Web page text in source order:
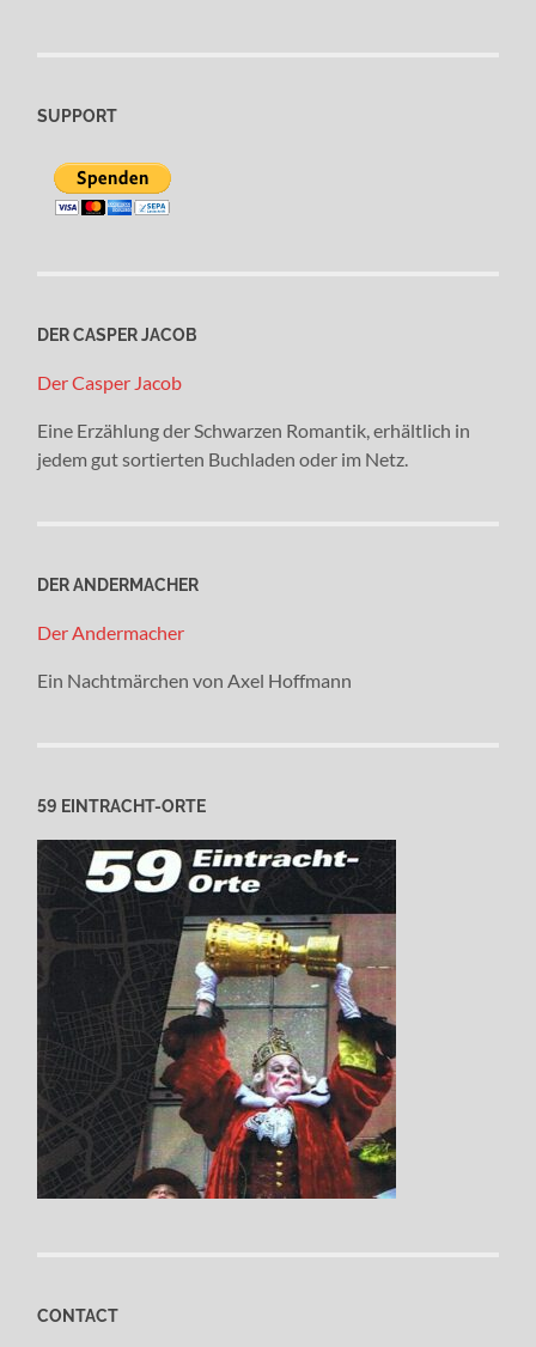
SUPPORT
DER CASPER JACOB
Der Casper Jacob
Eine Erzählung der Schwarzen Romantik, erhältlich in
jedem gut sortierten Buchladen oder im Netz.
DER ANDERMACHER
Der Andermacher
Ein Nachtmärchen von Axel Hoffmann
59 EINTRACHT-ORTE
CONTACT